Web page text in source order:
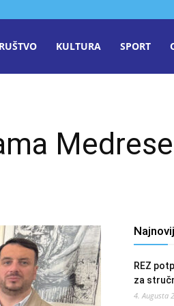
KULTURA SPORT
REZ
za
4. Augusta